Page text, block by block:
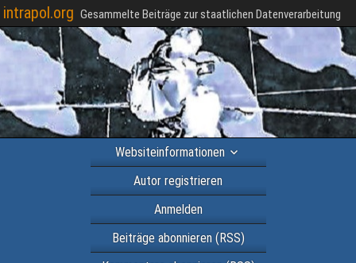
intrapol.org Gesammelte Beiträge zur staatlichen Datenverarbeitung
Websiteinformationen
Autor registrieren
Anmelden
Beiträge abonnieren (RSS)